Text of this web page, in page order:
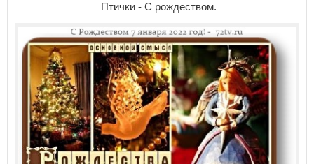
Птички - С рождеством.